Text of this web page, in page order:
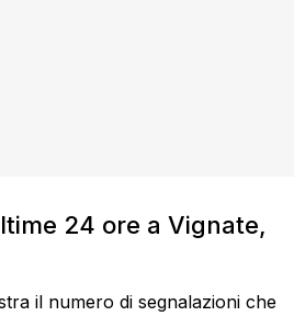
24 ore a Vignate,
il numero di segnalazioni che